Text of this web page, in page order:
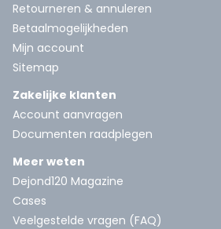
Retourneren & annuleren
Betaalmogelijkheden
Mijn account
Sitemap
Zakelijke klanten
Account aanvragen
Documenten raadplegen
Meer weten
Dejond120 Magazine
Cases
Veelgestelde vragen (FAQ)